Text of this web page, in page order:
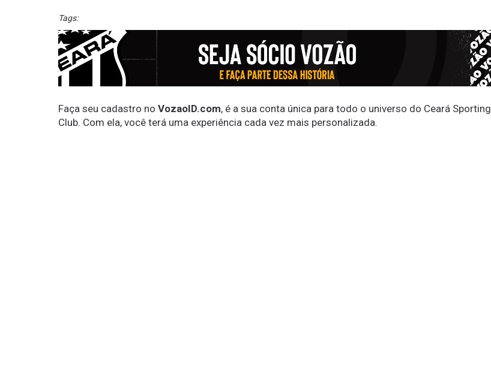
Tags:
Faça seu cadastro no VozaoID.com, é a sua conta única para todo o universo do Ceará Sporting
Club. Com ela, você terá uma experiência cada vez mais personalizada.